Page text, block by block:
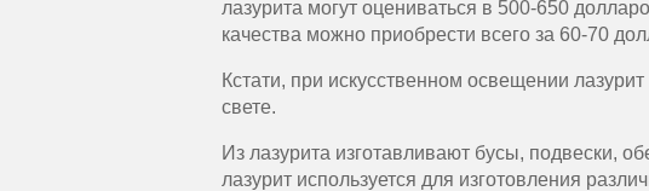
лазурита могут оцениваться в 500-650
качества можно приобрести всего за 60-70
Кстати, при искусственном освещении
свете.
Из лазурита изготавливают бусы, подвески,
лазурит используется для изготовления